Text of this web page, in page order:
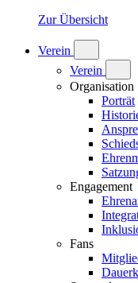
Zur Übersicht
Verein
Verein
Organisation
Porträt
Engagement
Fans